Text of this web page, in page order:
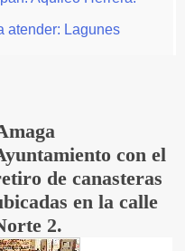
atender: Lagunes
con el
de canasteras
en la calle
2.